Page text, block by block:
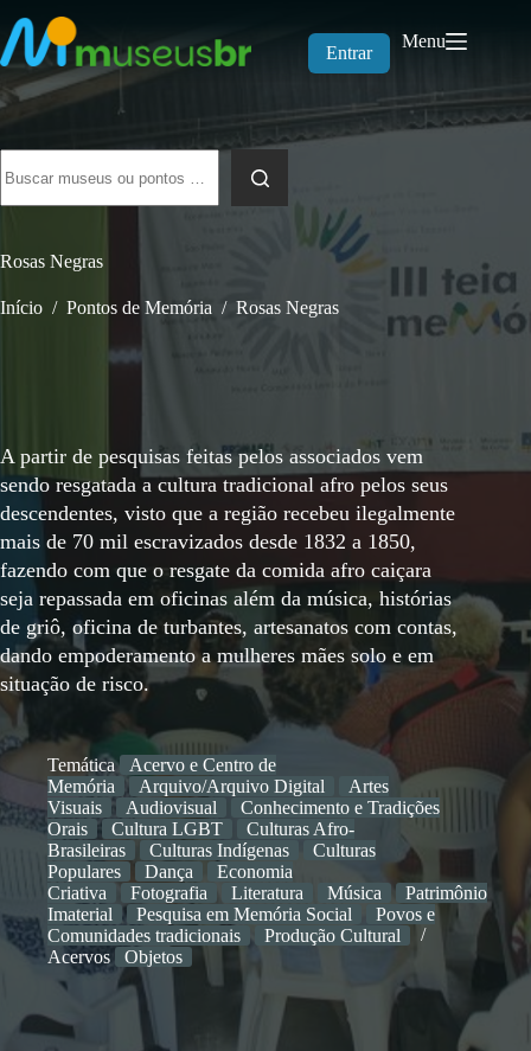
para
o
conteúdo
Entrar
Menu
resultados
Rosas Negras
Início / Pontos de Memória / Rosas Negras
A partir de pesquisas feitas pelos associados vem
sendo resgatada a cultura tradicional afro pelos seus
descendentes, visto que a região recebeu ilegalmente
mais de 70 mil escravizados desde 1832 a 1850,
fazendo com que o resgate da comida afro caiçara
seja repassada em oficinas além da música, histórias
de griô, oficina de turbantes, artesanatos com contas,
dando empoderamento a mulheres mães solo e em
situação de risco.
Temática
Acervo e Centro de
Memória
Arquivo/Arquivo Digital
Artes
Visuais
Audiovisual
Conhecimento e Tradições
Orais
Cultura LGBT
Culturas Afro-
Brasileiras
Culturas Indígenas
Culturas
Populares
Dança
Economia
Criativa
Fotografia Literatura Música
Patrimônio
Imaterial
Pesquisa em Memória Social
Povos e
Comunidades tradicionais
Produção Cultural
Acervos
Objetos